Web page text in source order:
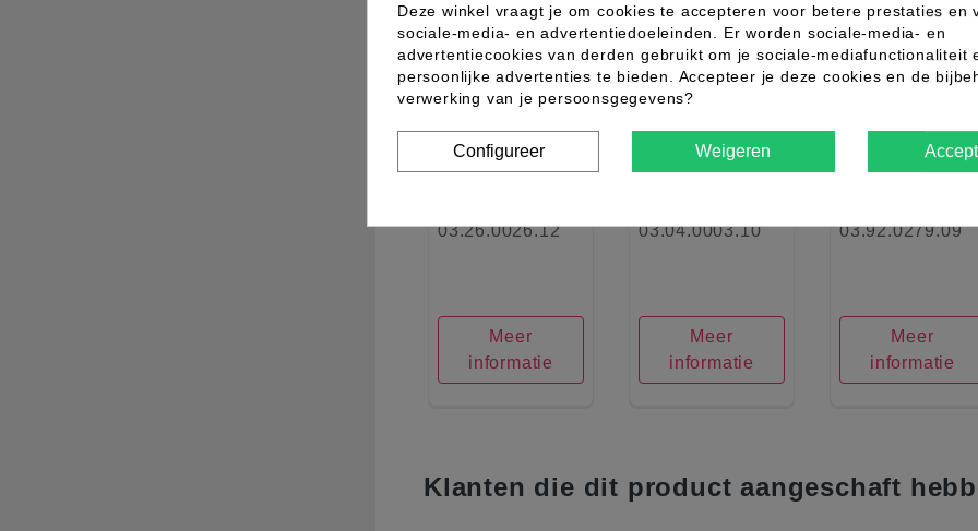
favorite_border
03.26.0026.12
Meer
informatie
favorite_border
03.04.0003.10
Meer
informatie
favorite_border
03.92.0279.09
Meer
informatie
Klanten die dit product aangeschaft
Deze winkel vraagt je om cookies te accepteren voor betere prestaties en
sociale-media- en advertentiedoeleinden. Er worden sociale-media- en
advertentiecookies van derden gebruikt om je sociale-mediafunctionaliteit
persoonlijke advertenties te bieden. Accepteer je deze cookies en de
verwerking van je persoonsgegevens?
Configureer Weigeren